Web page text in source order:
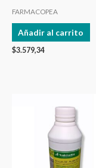
FARMACOPEA
Añadir al carrito
$3.579,34